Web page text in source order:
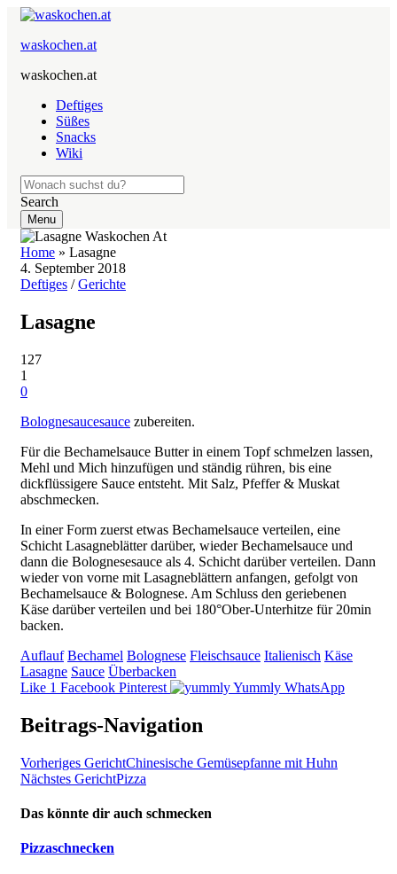
waskochen.at
waskochen.at
Deftiges
Süßes
Snacks
Wiki
Search
Menu
Home » Lasagne
4. September 2018
Deftiges /Gerichte
Lasagne
127
1
0
Bolognesaucesauce zubereiten.
Für die Bechamelsauce Butter in einem Topf schmelzen lassen,
Mehl und Mich hinzufügen und ständig rühren, bis eine
dickflüssigere Sauce entsteht. Mit Salz, Pfeffer & Muskat
abschmecken.
In einer Form zuerst etwas Bechamelsauce verteilen, eine
Schicht Lasagneblätter darüber, wieder Bechamelsauce und
dann die Bolognesesauce als 4. Schicht darüber verteilen. Dann
wieder von vorne mit Lasagneblättern anfangen, gefolgt von
Bechamelsauce & Bolognese. Am Schluss den geriebenen
Käse darüber verteilen und bei 180°Ober-Unterhitze für 20min
backen.
Auflauf Bechamel Bolognese Fleischsauce Italienisch Käse
Lasagne Sauce Überbacken
Like 1 Facebook Pinterest Yummly WhatsApp
Beitrags-Navigation
Vorheriges GerichtChinesische Gemüsepfanne mit Huhn
Nächstes GerichtPizza
Das könnte dir auch schmecken
Pizzaschnecken